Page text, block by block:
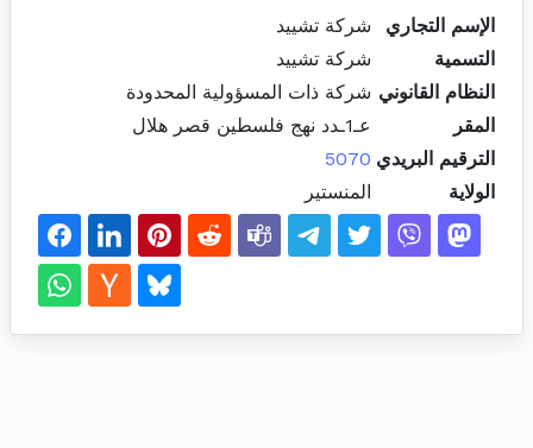
الإسم التجاري
شركة تشييد
التسمية
شركة تشييد
النظام القانوني شركة ذات المسؤولية المحدودة
المقر
عـ1ـدد نهج فلسطين قصر هلال
الترقيم البريدي 5070
الولاية
المنستير